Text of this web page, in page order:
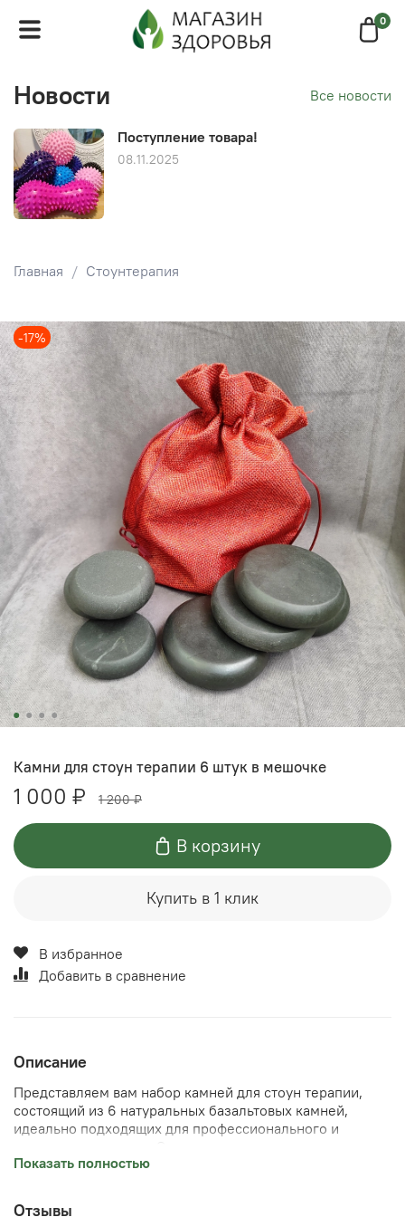
0
Главная Стоунтерапия
-17%
Камни для стоун терапии 6 штук в мешочке
1 000 ₽ 1 200 ₽
В корзину
Купить в 1 клик
В избранное
Добавить в сравнение
Описание
Представляем вам набор камней для стоун терапии,
состоящий из 6 натуральных базальтовых камней,
идеально подходящих для профессионального и
высококачественного базальта, известного своей
камни быстро нагреваются и долго остывают. В наличии
Показать полностью
Отзывы
Новости Все новости
Поступление товара!
08.11.2025